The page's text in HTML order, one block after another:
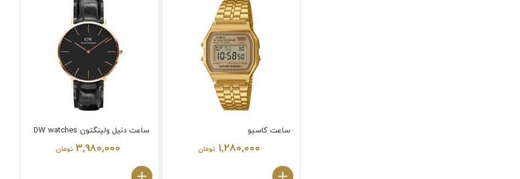
ساعت کاسیو
1,280,000 تومان
ساعت دنیل ولینگتون DW watches
3,980,000 تومان